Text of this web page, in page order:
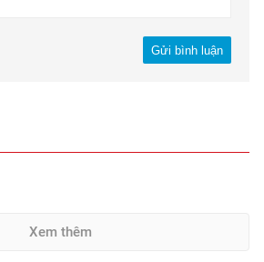
Gửi bình luận
Xem thêm